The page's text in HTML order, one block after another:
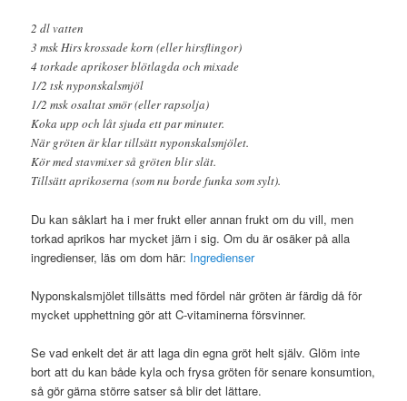
2 dl vatten
3 msk Hirs krossade korn (eller hirsflingor)
4 torkade aprikoser blötlagda och mixade
1/2 tsk nyponskalsmjöl
1/2 msk osaltat smör (eller rapsolja)
Koka upp och låt sjuda ett par minuter.
När gröten är klar tillsätt nyponskalsmjölet.
Kör med stavmixer så gröten blir slät.
Tillsätt aprikoserna (som nu borde funka som sylt).
Du kan såklart ha i mer frukt eller annan frukt om du vill, men
torkad aprikos har mycket järn i sig. Om du är osäker på alla
ingredienser, läs om dom här: Ingredienser
Nyponskalsmjölet tillsätts med fördel när gröten är färdig då för
mycket upphettning gör att C-vitaminerna försvinner.
Se vad enkelt det är att laga din egna gröt helt själv. Glöm inte
bort att du kan både kyla och frysa gröten för senare konsumtion,
så gör gärna större satser så blir det lättare.